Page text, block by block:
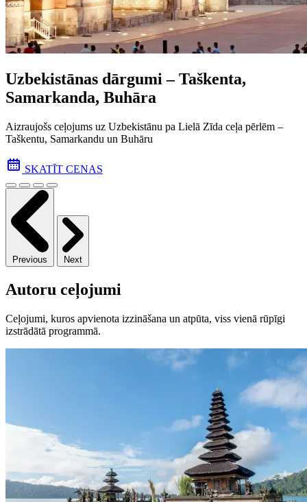
Uzbekistānas dārgumi – Taškenta,
Samarkanda, Buhāra
Aizraujošs ceļojums uz Uzbekistānu pa Lielā Zīda ceļa pēr­lēm –
Taškentu, Samarkandu un Buhāru
SKATĪT CENAS
Previous Next
Autoru ceļojumi
Ceļojumi, kuros apvienota izzināšana un atpūta, viss vienā rūpīgi
izstrādātā programmā.